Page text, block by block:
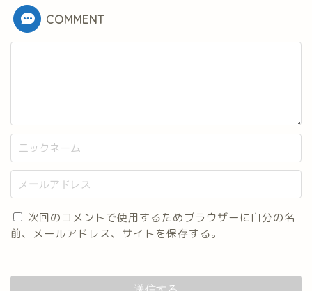
COMMENT
次回のコメントで使用するためブラウザーに自分の名
前、メールアドレス、サイトを保存する。